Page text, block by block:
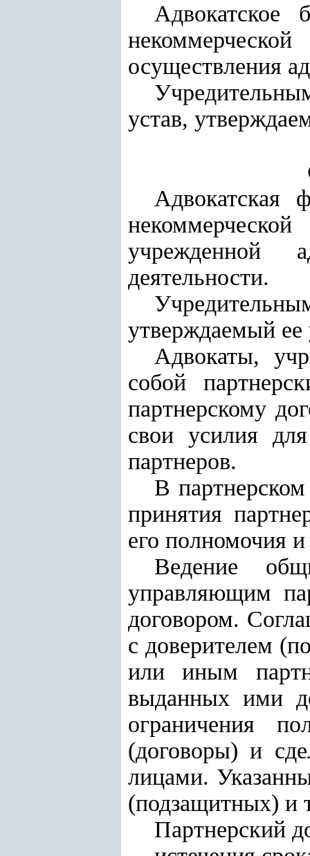
Адвокатское
осуществления
устав,
Адвокатская
учрежденной
деятельности.
утверждаемый ее
Адвокаты,
собой
партнерскому
свои усилия
партнеров.
В
принятия
его полномочия
Ведение
управляющим
договором.
с доверителем
или иным
выданных ими
ограничения
(договоры) и
лицами.
(подзащитных) и
Партнерский